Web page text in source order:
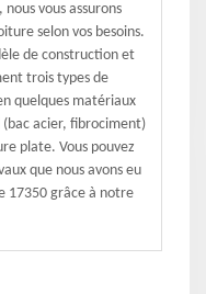
vous assurons
selon vos besoins.
de construction et
trois types de
quelques matériaux
acier, fibrociment)
plate. Vous pouvez
que nous avons eu
17350 grâce à notre